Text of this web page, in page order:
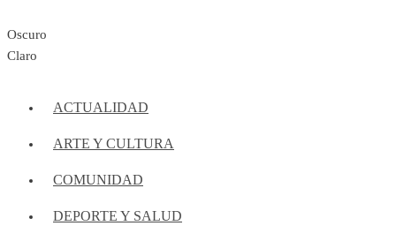
Oscuro
Claro
ACTUALIDAD
ARTE Y CULTURA
COMUNIDAD
DEPORTE Y SALUD